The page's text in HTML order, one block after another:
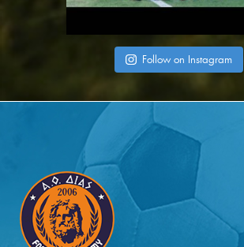
Follow on Instagram